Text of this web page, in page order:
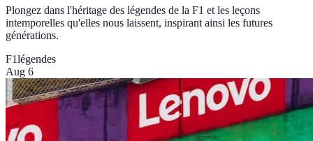
Plongez dans l'héritage des légendes de la F1 et les leçons
intemporelles qu'elles nous laissent, inspirant ainsi les futures
générations.
F1légendes
Aug 6